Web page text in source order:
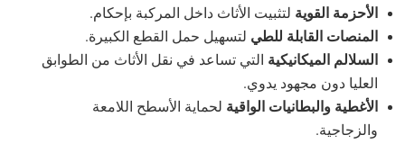
الأحزمة القوية لتثبيت الأثاث داخل المركبة بإحكام.
المنصات القابلة للطي لتسهيل حمل القطع الكبيرة.
السلالم الميكانيكية التي تساعد في نقل الأثاث من الطوابق
العليا دون مجهود يدوي.
الأغطية والبطانيات الواقية لحماية الأسطح اللامعة
والزجاجية.